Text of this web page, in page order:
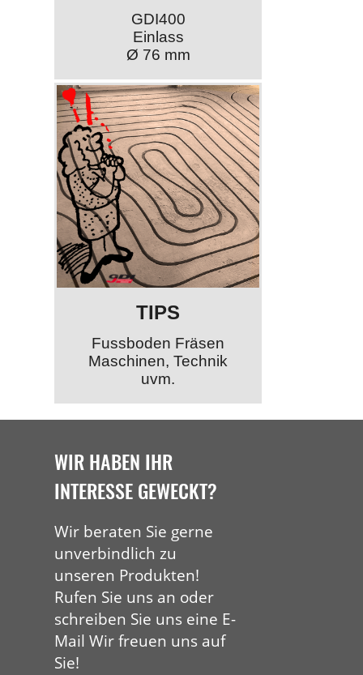
GDI400
Einlass
Ø 76 mm
TIPS
Fussboden Fräsen
Maschinen, Technik
uvm.
WIR HABEN IHR
INTERESSE GEWECKT?
Wir beraten Sie gerne
unverbindlich zu
unseren Produkten!
Rufen Sie uns an oder
schreiben Sie uns eine E-
Mail Wir freuen uns auf
Sie!